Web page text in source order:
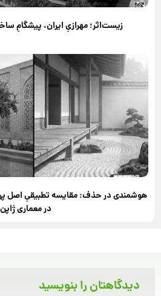
زیست‌اثر؛ مهرازیِ ایران، پیشگامِ
هوشمندی در حذف: مقایسه تطبیقیِ اصل
در معماری ژاپن
دیدگاهتان را بنویسید